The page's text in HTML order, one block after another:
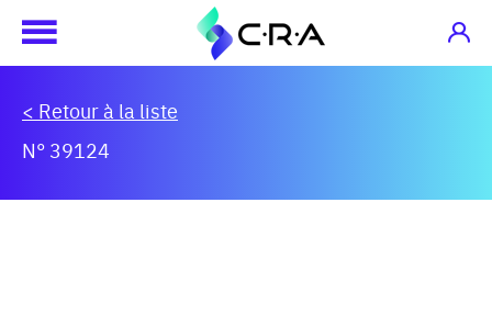
< Retour à la liste
N° 39124